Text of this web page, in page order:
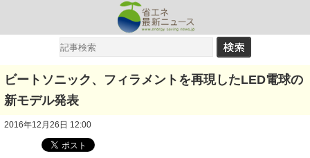
ビートソニック、フィラメントを再現したLED電球の
新モデル発表
2016年12月26日 12:00